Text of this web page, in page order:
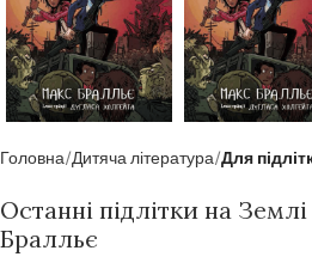
Головна Дитяча література Для
Останні підлітки на
Бралльє